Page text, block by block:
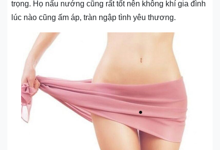
trọng. Họ nấu nướng cũng rất tốt nên không khí gia đình
lúc nào cũng ấm áp, tràn ngập tình yêu thương.